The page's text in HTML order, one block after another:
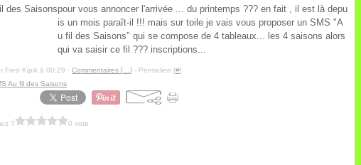
pour vous annoncer l'arrivée ... du printemps ??? en fait , il est là depu
is un mois paraît-il !!! mais sur toile je vais vous proposer un SMS "A
u fil des Saisons" qui se compose de 4 tableaux... les 4 saisons alors
qui va saisir ce fil ??? inscriptions...
Fred Kipik à 00:29 - Commentaires [ ] - Permalien [#]
Au fil des Saisons
? 0 vote